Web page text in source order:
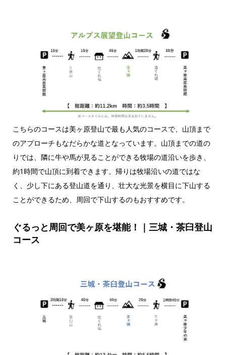
こちらのコースは美ヶ原登山で最も人気のコースで、山頂まで
のアプローチもなだらかな道となっています。山頂までの道の
りでは、隣に牛や馬が見ることができる牧場の道沿いを歩き、
約1時間で山頂に到着できます。帰りは牧場沿いの道ではな
く、少し下にある登山道を通り、壮大な光景を横目に下山する
ことができるため、周回で下山するのもおすすめです。
ぐるっと周回で美ヶ原を堪能！｜三城・茶臼登山
コース